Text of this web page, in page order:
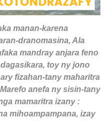
manan-karena
dranomasina, Ala
mandray anjara feno
toy ny jono
fizahan-tany maharitra
anefa ny sisin-tany
mamaritra izany :
mihoampampana, izay